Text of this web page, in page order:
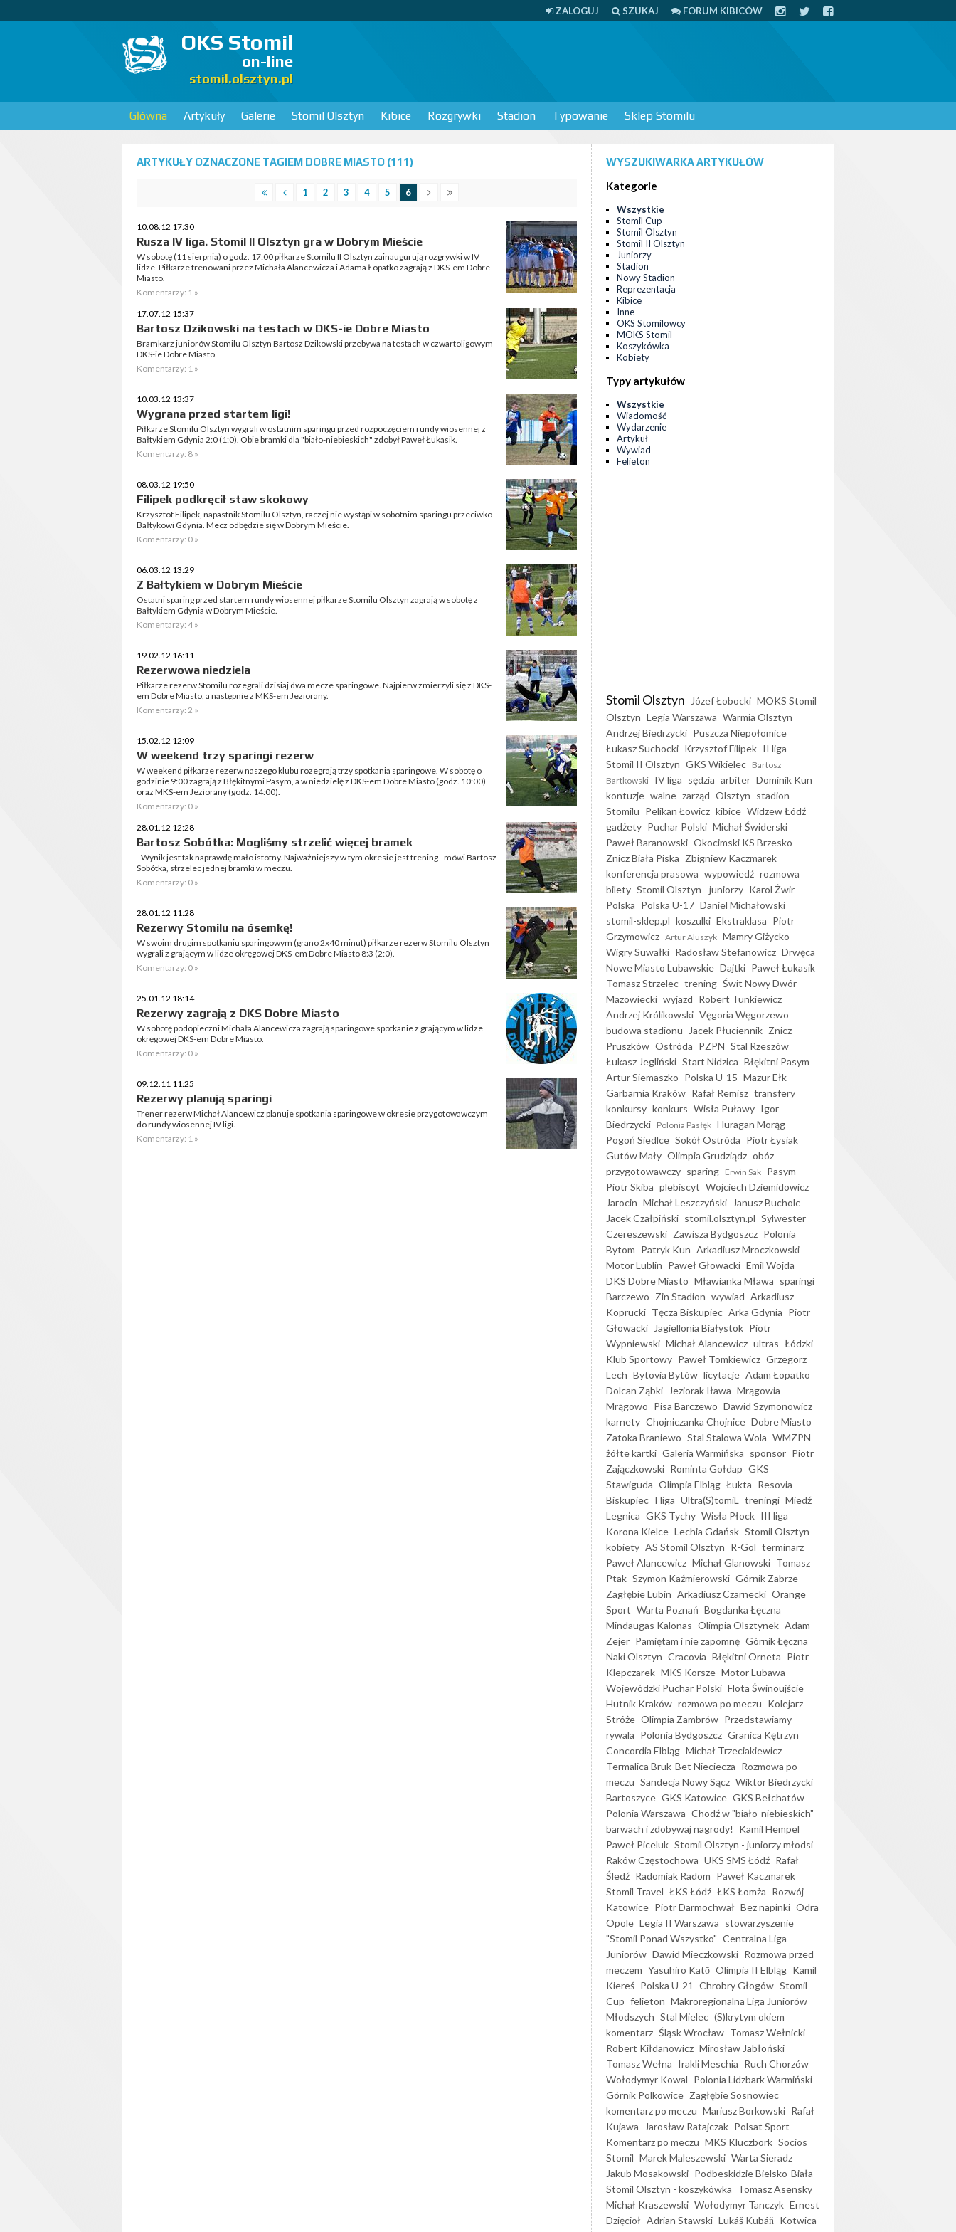
ZALOGUJ SZUKAJ FORUM KIBICÓW
OKS Stomil
on-line
stomil.olsztyn.pl
Główna Artykuły Galerie Stomil Olsztyn Kibice Rozgrywki Stadion Typowanie Sklep Stomilu
ARTYKUŁY OZNACZONE TAGIEM DOBRE MIASTO (111)
1 2 3 4 5 6
10.08.12 17:30
Rusza IV liga. Stomil II Olsztyn gra w Dobrym Mieście
W sobotę (11 sierpnia) o godz. 17:00 piłkarze Stomilu II Olsztyn zainaugurują rozgrywki w IV
lidze. Piłkarze trenowani przez Michała Alancewicza i Adama Łopatko zagrają z DKS-em Dobre
Miasto.
Komentarzy: 1 »
17.07.12 15:37
Bartosz Dzikowski na testach w DKS-ie Dobre Miasto
Bramkarz juniorów Stomilu Olsztyn Bartosz Dzikowski przebywa na testach w czwartoligowym
DKS-ie Dobre Miasto.
Komentarzy: 1 »
10.03.12 13:37
Wygrana przed startem ligi!
Piłkarze Stomilu Olsztyn wygrali w ostatnim sparingu przed rozpoczęciem rundy wiosennej z
Bałtykiem Gdynia 2:0 (1:0). Obie bramki dla "biało-niebieskich" zdobył Paweł Łukasik.
Komentarzy: 8 »
08.03.12 19:50
Filipek podkręcił staw skokowy
Krzysztof Filipek, napastnik Stomilu Olsztyn, raczej nie wystąpi w sobotnim sparingu przeciwko
Bałtykowi Gdynia. Mecz odbędzie się w Dobrym Mieście.
Komentarzy: 0 »
06.03.12 13:29
Z Bałtykiem w Dobrym Mieście
Ostatni sparing przed startem rundy wiosennej piłkarze Stomilu Olsztyn zagrają w sobotę z
Bałtykiem Gdynia w Dobrym Mieście.
Komentarzy: 4 »
19.02.12 16:11
Rezerwowa niedziela
Piłkarze rezerw Stomilu rozegrali dzisiaj dwa mecze sparingowe. Najpierw zmierzyli się z DKS-
em Dobre Miasto, a następnie z MKS-em Jeziorany.
Komentarzy: 2 »
15.02.12 12:09
W weekend trzy sparingi rezerw
W weekend piłkarze rezerw naszego klubu rozegrają trzy spotkania sparingowe. W sobotę o
godzinie 9:00 zagrają z Błękitnymi Pasym, a w niedzielę z DKS-em Dobre Miasto (godz. 10:00)
oraz MKS-em Jeziorany (godz. 14:00).
Komentarzy: 0 »
28.01.12 12:28
Bartosz Sobótka: Mogliśmy strzelić więcej bramek
- Wynik jest tak naprawdę mało istotny. Najważniejszy w tym okresie jest trening - mówi Bartosz
Sobótka, strzelec jednej bramki w meczu.
Komentarzy: 0 »
28.01.12 11:28
Rezerwy Stomilu na ósemkę!
W swoim drugim spotkaniu sparingowym (grano 2x40 minut) piłkarze rezerw Stomilu Olsztyn
wygrali z grającym w lidze okręgowej DKS-em Dobre Miasto 8:3 (2:0).
Komentarzy: 0 »
25.01.12 18:14
Rezerwy zagrają z DKS Dobre Miasto
W sobotę podopieczni Michała Alancewicza zagrają sparingowe spotkanie z grającym w lidze
okręgowej DKS-em Dobre Miasto.
Komentarzy: 0 »
09.12.11 11:25
Rezerwy planują sparingi
Trener rezerw Michał Alancewicz planuje spotkania sparingowe w okresie przygotowawczym
do rundy wiosennej IV ligi.
Komentarzy: 1 »
WYSZUKIWARKA ARTYKUŁÓW
Kategorie
Wszystkie
Stomil Cup
Stomil Olsztyn
Stomil II Olsztyn
Juniorzy
Stadion
Nowy Stadion
Reprezentacja
Kibice
Inne
OKS Stomilowcy
MOKS Stomil
Koszykówka
Kobiety
Typy artykułów
Wszystkie
Wiadomość
Wydarzenie
Artykuł
Wywiad
Felieton
Stomil Olsztyn Józef Łobocki MOKS Stomil
Olsztyn Legia Warszawa Warmia Olsztyn
Andrzej Biedrzycki Puszcza Niepołomice
Łukasz Suchocki Krzysztof Filipek II liga
Stomil II Olsztyn GKS Wikielec Bartosz
Bartkowski IV liga sędzia arbiter Dominik Kun
kontuzje walne zarząd Olsztyn stadion
Stomilu Pelikan Łowicz kibice Widzew Łódź
gadżety Puchar Polski Michał Świderski
Paweł Baranowski Okocimski KS Brzesko
Znicz Biała Piska Zbigniew Kaczmarek
konferencja prasowa wypowiedź rozmowa
bilety Stomil Olsztyn - juniorzy Karol Żwir
Polska Polska U-17 Daniel Michałowski
stomil-sklep.pl koszulki Ekstraklasa Piotr
Grzymowicz Artur Aluszyk Mamry Giżycko
Wigry Suwałki Radosław Stefanowicz Drwęca
Nowe Miasto Lubawskie Dajtki Paweł Łukasik
Tomasz Strzelec trening Świt Nowy Dwór
Mazowiecki wyjazd Robert Tunkiewicz
Andrzej Królikowski Vęgoria Węgorzewo
budowa stadionu
Jacek Płuciennik Znicz
Pruszków Ostróda PZPN Stal Rzeszów
Łukasz Jegliński Start Nidzica Błękitni Pasym
Artur Siemaszko Polska U-15 Mazur Ełk
Garbarnia Kraków Rafał Remisz transfery
konkursy konkurs Wisła Puławy Igor
Biedrzycki Polonia Pasłęk Huragan Morąg
Pogoń Siedlce Sokół Ostróda Piotr Łysiak
Gutów Mały Olimpia Grudziądz obóz
przygotowawczy sparing Erwin Sak Pasym
Piotr Skiba plebiscyt Wojciech Dziemidowicz
Jarocin Michał Leszczyński
Janusz Bucholc
Jacek Czałpiński stomil.olsztyn.pl Sylwester
Czereszewski Zawisza Bydgoszcz Polonia
Bytom Patryk Kun Arkadiusz Mroczkowski
Motor Lublin Paweł Głowacki Emil Wojda
DKS Dobre Miasto Mławianka Mława sparingi
Barczewo Zin Stadion wywiad Arkadiusz
Koprucki Tęcza Biskupiec Arka Gdynia Piotr
Głowacki
Jagiellonia Białystok Piotr
Wypniewski Michał Alancewicz ultras Łódzki
Klub Sportowy Paweł Tomkiewicz Grzegorz
Lech Bytovia Bytów licytacje Adam Łopatko
Dolcan Ząbki
Jeziorak Iława Mrągowia
Mrągowo Pisa Barczewo Dawid Szymonowicz
karnety Chojniczanka Chojnice Dobre Miasto
Zatoka Braniewo Stal Stalowa Wola WMZPN
żółte kartki Galeria Warmińska sponsor Piotr
Zajączkowski Rominta Gołdap GKS
Stawiguda Olimpia Elbląg Łukta Resovia
Biskupiec I liga Ultra(S)tomiL treningi Miedź
Legnica GKS Tychy Wisła Płock III liga
Korona Kielce Lechia Gdańsk Stomil Olsztyn -
kobiety AS Stomil Olsztyn R-Gol terminarz
Paweł Alancewicz Michał Glanowski Tomasz
Ptak Szymon Kaźmierowski Górnik Zabrze
Zagłębie Lubin Arkadiusz Czarnecki Orange
Sport Warta Poznań Bogdanka Łęczna
Mindaugas Kalonas Olimpia Olsztynek Adam
Zejer Pamiętam i nie zapomnę Górnik Łęczna
Naki Olsztyn Cracovia Błękitni Orneta Piotr
Klepczarek MKS Korsze Motor Lubawa
Wojewódzki Puchar Polski Flota Świnoujście
Hutnik Kraków rozmowa po meczu Kolejarz
Stróże Olimpia Zambrów Przedstawiamy
rywala Polonia Bydgoszcz Granica Kętrzyn
Concordia Elbląg Michał Trzeciakiewicz
Termalica Bruk-Bet Nieciecza Rozmowa po
meczu Sandecja Nowy Sącz Wiktor Biedrzycki
Bartoszyce GKS Katowice GKS Bełchatów
Polonia Warszawa Chodź w "biało-niebieskich"
barwach i zdobywaj nagrody!
Kamil Hempel
Paweł Piceluk Stomil Olsztyn - juniorzy młodsi
Raków Częstochowa UKS SMS Łódź Rafał
Śledź Radomiak Radom Paweł Kaczmarek
Stomil Travel ŁKS Łódź ŁKS Łomża Rozwój
Katowice Piotr Darmochwał Bez napinki Odra
Opole Legia II Warszawa stowarzyszenie
"Stomil Ponad Wszystko" Centralna Liga
Juniorów Dawid Mieczkowski Rozmowa przed
meczem Yasuhiro Katō Olimpia II Elbląg Kamil
Kiereś Polska U-21 Chrobry Głogów Stomil
Cup felieton Makroregionalna Liga Juniorów
Młodszych Stal Mielec (S)krytym okiem
komentarz Śląsk Wrocław Tomasz Wełnicki
Robert Kiłdanowicz Mirosław Jabłoński
Tomasz Wełna Irakli Meschia Ruch Chorzów
Wołodymyr Kowal Polonia Lidzbark Warmiński
Górnik Polkowice Zagłębie Sosnowiec
komentarz po meczu Mariusz Borkowski Rafał
Kujawa
Jarosław Ratajczak Polsat Sport
Komentarz po meczu MKS Kluczbork Socios
Stomil Marek Maleszewski Warta Sieradz
Jakub Mosakowski Podbeskidzie Bielsko-Biała
Stomil Olsztyn - koszykówka Tomasz Asensky
Michał Kraszewski Wołodymyr Tanczyk Ernest
Dzięcioł Adrian Stawski Lukáš Kubáň Kotwica